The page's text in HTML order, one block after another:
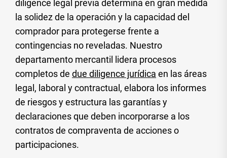
diligence legal previa determina en gran medida
la solidez de la operación y la capacidad del
comprador para protegerse frente a
contingencias no reveladas. Nuestro
departamento mercantil lidera procesos
completos de due diligence jurídica en las áreas
legal, laboral y contractual, elabora los informes
de riesgos y estructura las garantías y
declaraciones que deben incorporarse a los
contratos de compraventa de acciones o
participaciones.